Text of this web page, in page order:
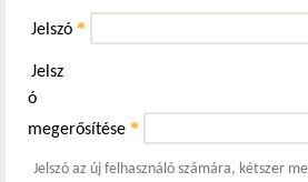
Jelszó *
Jelsz
ó
megerősítése *
Jelszó az új felhasználó számára, kétszer